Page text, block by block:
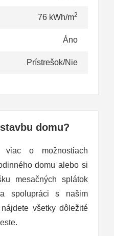
76 kWh/m2
Áno
Prístrešok/Nie
domu?
viac o možnostiach
domu alebo si
mesačných splátok
spolupráci s našim
všetky dôležité